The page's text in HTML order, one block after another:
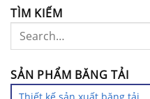
TÌM KIẾM
SẢN PHẨM BĂNG TẢI